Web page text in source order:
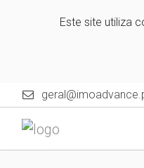
Este site utiliza